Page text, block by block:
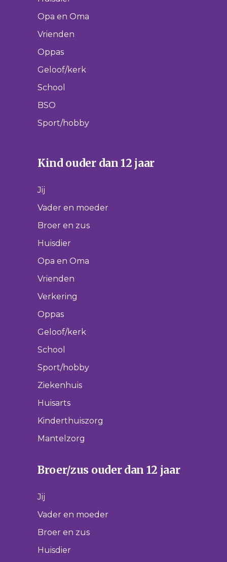
Opa en Oma
Vrienden
Oppas
Geloof/kerk
School
BSO
Sport/hobby
Kind ouder dan 12 jaar
Jij
Vader en moeder
Broer en zus
Huisdier
Opa en Oma
Vrienden
Verkering
Oppas
Geloof/kerk
School
Sport/hobby
Ziekenhuis
Huisarts
Kinderthuiszorg
Mantelzorg
Broer/zus ouder dan 12 jaar
Jij
Vader en moeder
Broer en zus
Huisdier